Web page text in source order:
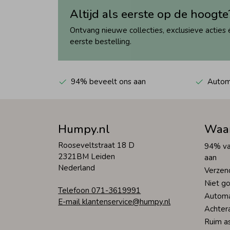
Altijd als eerste op de
Ontvang nieuwe collecties, exclusieve
eerste bestelling.
94% beveelt ons aan
Humpy.nl
Rooseveltstraat 18 D
2321BM Leiden
Nederland
Telefoon 071-3619991
E-mail klantenservice@humpy.nl
94%
aan
Niet
Ruim